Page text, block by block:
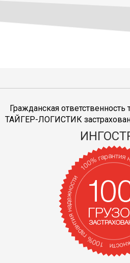
Гражданская
ТАЙГЕР-ЛОГИСТИК